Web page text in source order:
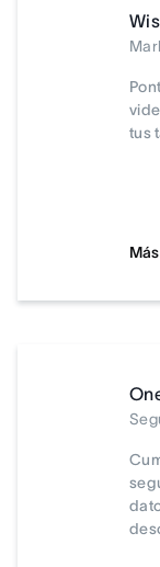
tus